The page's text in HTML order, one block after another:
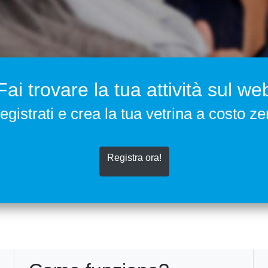
trovare la tua attività sul
e crea la tua vetrina a costo
Registra ora!